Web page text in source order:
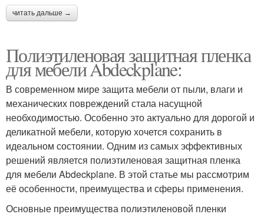
читать дальше →
Полиэтиленовая защитная пленка
для мебели Abdeckplane:
В современном мире защита мебели от пыли, влаги и
механических повреждений стала насущной
необходимостью. Особенно это актуально для дорогой и
деликатной мебели, которую хочется сохранить в
идеальном состоянии. Одним из самых эффективных
решений является полиэтиленовая защитная пленка
для мебели Abdeckplane. В этой статье мы рассмотрим
её особенности, преимущества и сферы применения.
Основные преимущества полиэтиленовой пленки